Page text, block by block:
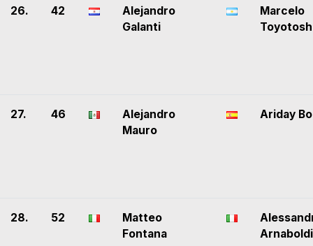
26. 42
Alejandro
Galanti
Marcelo
27. 46
Alejandro
Mauro
Ariday
28. 52
Matteo
Fontana
Arnaboldi